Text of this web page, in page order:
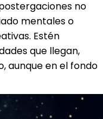
no
mentales o
Estén
que llegan,
aunque en el fondo